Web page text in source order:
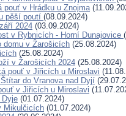
pouť v Hrádku u Znojma
pěší poutí (08.09.2024)
2024 (03.09.2024)
v Rybnicích - Horní Dunajovice
domu v Žarošicích (25.08.2024)
(25.08.2024)
v Žarošicích 2024 (25.08.2024)
pouť v Jiřicích u Miroslavi
do Vranova nad Dyjí
v Jiřicích u Miroslavi
Dyje (01.07.2024)
Mikulčicích (01.07.2024)